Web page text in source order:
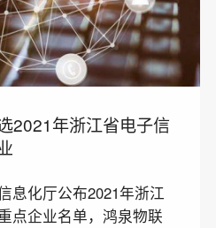
2021年浙江省电子信
息化厅公布2021年浙江
点企业名单，鸿泉物联